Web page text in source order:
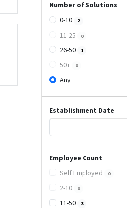
Number of Solutions
0-10
2
11-25 0
26-50 1
50+ 0
Any
Establishment Date
Employee Count
Self Employed
0
2-10 0
11-50 3